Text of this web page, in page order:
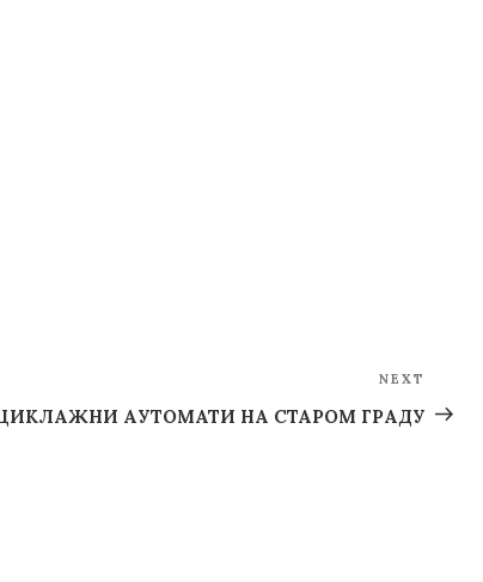
Post
NEXT
АУТОМАТИ НА СТАРОМ ГРАДУ